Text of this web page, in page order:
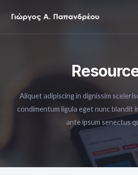
content
Aliquet adipiscing in dignissim
condimentum ligula eget nunc blandit
ante ipsum senectus